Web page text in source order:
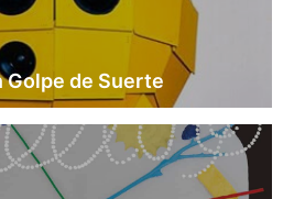
Golpe de Suerte